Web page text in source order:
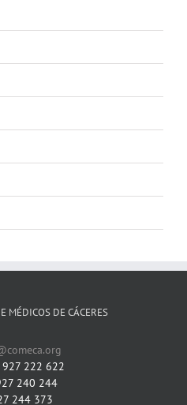
MÉDICOS DE CÁCERES
927 222 622
240 244
244 373